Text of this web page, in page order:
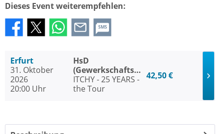
Dieses Event weiterempfehlen:
SMS
Erfurt
31. Oktober
2026
20:00 Uhr
HsD
(Gewerkschaftshaus)
Erfurt
ITCHY - 25 YEARS -
the Tour
42,50 €